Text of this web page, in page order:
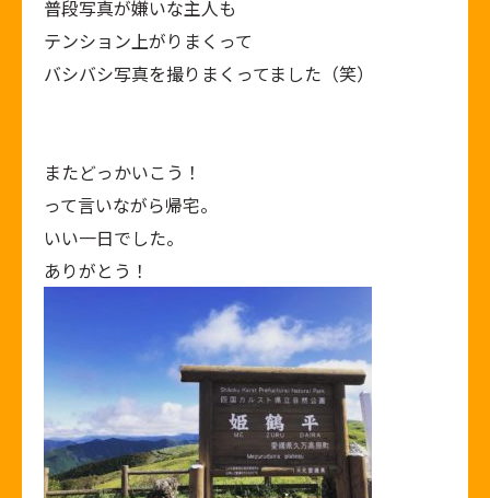
普段写真が嫌いな主人も
テンション上がりまくって
バシバシ写真を撮りまくってました（笑）
またどっかいこう！
って言いながら帰宅。
いい一日でした。
ありがとう！